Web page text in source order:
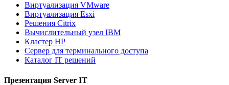
Виртуализация VMware
Виртуализация Esxi
Решения Citrix
Вычислительный узел IBM
Кластер HP
Сервер для терминального доступа
Каталог IT решений
Презентация Server IT